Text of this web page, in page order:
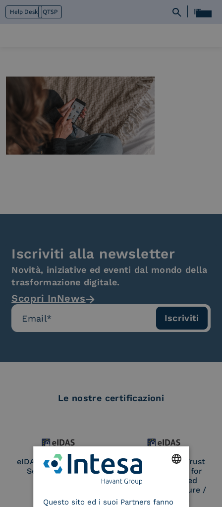
Help Desk QTSP IT
Cosa facciamo
Piattaforme
Industry
News e Media
Contattaci
Iscriviti alla newsletter
Novità, iniziative ed eventi dal mondo della
trasformazione digitale.
Scopri InNews
Le nostre certificazioni
eIDAS Qualified Trust
Service Provider
eIDAS Qualified Trust
Service Provider for
Remote Qualified
Electronic Signature /
Seal Creation
ITALIAN
Questo sito ed i suoi Partners fanno